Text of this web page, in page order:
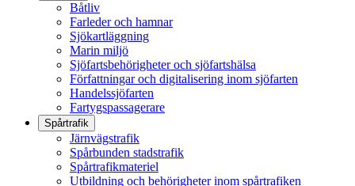
Båtliv
Farleder och hamnar
Sjökartläggning
Marin miljö
Sjöfartsbehörigheter och sjöfartshälsa
Författningar och digitalisering inom sjöfarten
Handelssjöfarten
Fartygspassagerare
Spårtrafik
Järnvägstrafik
Spårbunden stadstrafik
Spårtrafikmateriel
Utbildning och behörigheter inom spårtrafiken